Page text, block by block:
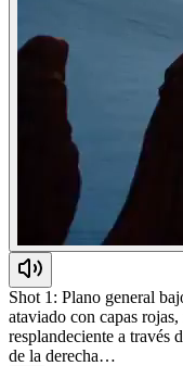
Shot 1: Plano general
ataviado con capas
resplandeciente a través
de la derecha…